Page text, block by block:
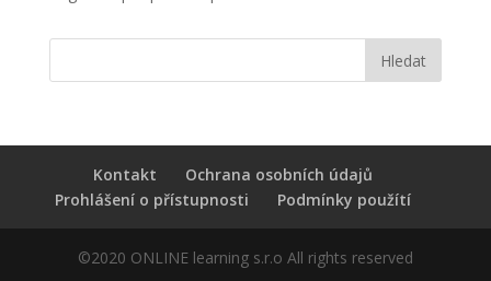
Kontakt
Ochrana osobních údajů
Prohlášení o přístupnosti
Podmínky použítí
©2020 ONLINE learning s.r.o All rights reserved